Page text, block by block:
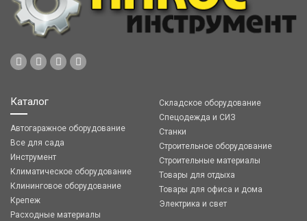
Каталог
Автогаражное оборудование
Все для сада
Инструмент
Климатическое оборудование
Клининговое оборудование
Крепеж
Расходные материалы
Складское оборудование
Спецодежда и СИЗ
Станки
Строительное оборудование
Строительные материалы
Товары для отдыха
Товары для офиса и дома
Электрика и свет